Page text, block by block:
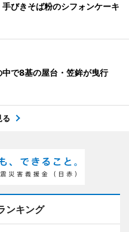
びきそば粉のシフォンケーキ
中で8基の屋台・笠鉾が曳行
る
ンキング